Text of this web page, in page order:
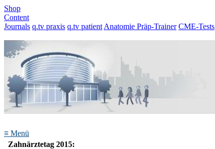
Shop
Content
Journals q.tv praxis q.tv patient Anatomie Präp-Trainer CME-Tests
≡ Menü
Zahnärztetag 2015: